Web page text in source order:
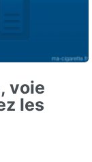
voie
les